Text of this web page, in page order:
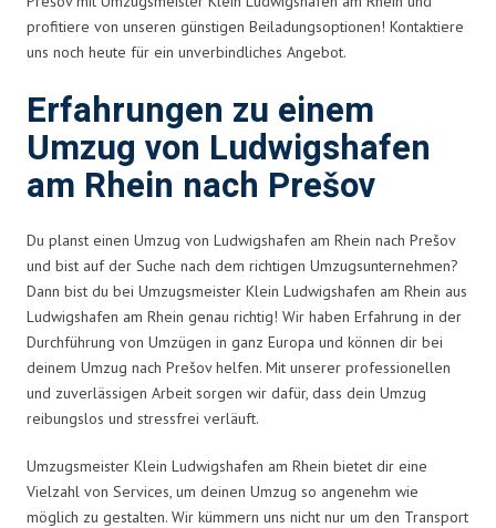
profitiere von unseren günstigen Beiladungsoptionen! Kontaktiere
uns noch heute für ein unverbindliches Angebot.
Erfahrungen zu einem
Umzug von Ludwigshafen
am Rhein nach Prešov
Du planst einen Umzug von Ludwigshafen am Rhein nach Prešov
und bist auf der Suche nach dem richtigen Umzugsunternehmen?
Dann bist du bei Umzugsmeister Klein Ludwigshafen am Rhein aus
Ludwigshafen am Rhein genau richtig! Wir haben Erfahrung in der
Durchführung von Umzügen in ganz Europa und können dir bei
deinem Umzug nach Prešov helfen. Mit unserer professionellen
und zuverlässigen Arbeit sorgen wir dafür, dass dein Umzug
reibungslos und stressfrei verläuft.
Umzugsmeister Klein Ludwigshafen am Rhein bietet dir eine
Vielzahl von Services, um deinen Umzug so angenehm wie
möglich zu gestalten. Wir kümmern uns nicht nur um den Transport